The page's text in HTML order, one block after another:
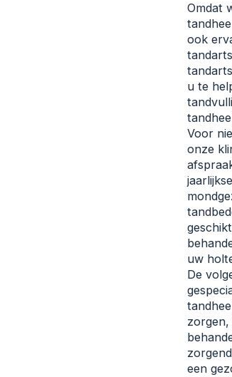
Omdat
ook
u te
Voor
onze
uw
De
zorgen,
een